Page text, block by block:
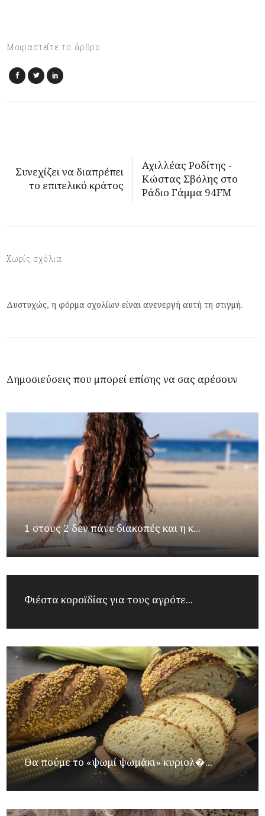
Μοιραστείτε το άρθρο
Συνεχίζει να διαπρέπει
το επιτελικό κράτος
Αχιλλέας Ροδίτης -
Κώστας Σβόλης στο
Ράδιο Γάμμα 94FM
Χωρίς σχόλια
Δυστυχώς, η φόρμα σχολίων είναι ανενεργή αυτή τη στιγμή.
Δημοσιεύσεις που μπορεί επίσης να σας αρέσουν
1 στους 2 δεν πάνε διακοπές και η κ...
Φιέστα κοροϊδίας για τους αγρότε...
Θα πούμε το «ψωμί ψωμάκι» κυριολ�...